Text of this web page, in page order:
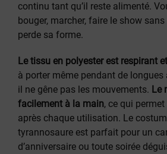
continu tant qu’il reste alimenté.
bouger, marcher, faire le show
perde sa forme.
Le tissu en polyester est respirant
à porter même pendant de longues
il ne gêne pas les mouvements. Le
facilement à la main, ce qui
après chaque utilisation. Le
tyrannosaure est parfait pour un
d’anniversaire ou toute soirée